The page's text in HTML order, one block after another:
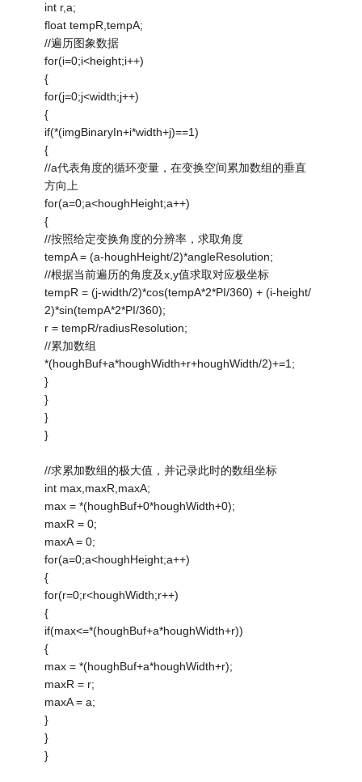
int r,a;
float tempR,tempA;
//遍历图象数据
for(i=0;i<height;i++)
{
for(j=0;j<width;j++)
{
if(*(imgBinaryIn+i*width+j)==1)
{
//a代表角度的循环变量，在变换空间累加数组的垂直
方向上
for(a=0;a<houghHeight;a++)
{
//按照给定变换角度的分辨率，求取角度
tempA = (a-houghHeight/2)*angleResolution;
//根据当前遍历的角度及x,y值求取对应极坐标
tempR = (j-width/2)*cos(tempA*2*PI/360) + (i-height/
2)*sin(tempA*2*PI/360);
r = tempR/radiusResolution;
//累加数组
*(houghBuf+a*houghWidth+r+houghWidth/2)+=1;
}
}
}
}
//求累加数组的极大值，并记录此时的数组坐标
int max,maxR,maxA;
max = *(houghBuf+0*houghWidth+0);
maxR = 0;
maxA = 0;
for(a=0;a<houghHeight;a++)
{
for(r=0;r<houghWidth;r++)
{
if(max<=*(houghBuf+a*houghWidth+r))
{
max = *(houghBuf+a*houghWidth+r);
maxR = r;
maxA = a;
}
}
}